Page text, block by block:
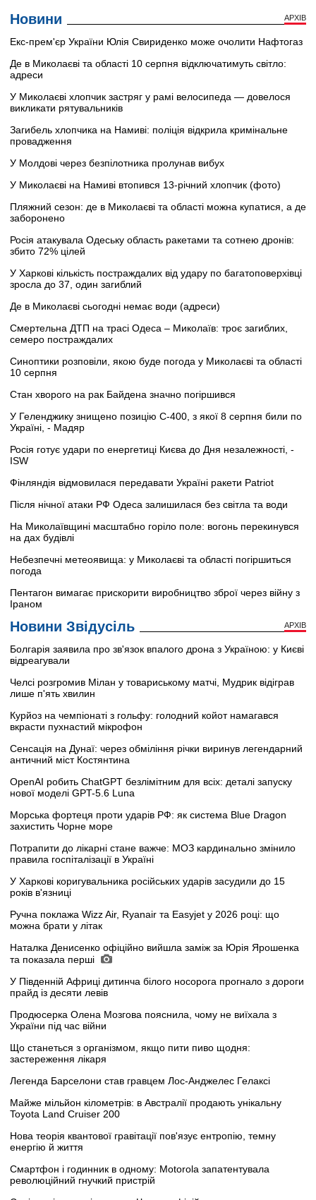
Новини АРХІВ
Екс-прем'єр України Юлія Свириденко може очолити Нафтогаз
Де в Миколаєві та області 10 серпня відключатимуть світло:
адреси
У Миколаєві хлопчик застряг у рамі велосипеда — довелося
викликати рятувальників
Загибель хлопчика на Намиві: поліція відкрила кримінальне
провадження
У Молдові через безпілотника пролунав вибух
У Миколаєві на Намиві втопився 13-річний хлопчик (фото)
Пляжний сезон: де в Миколаєві та області можна купатися, а де
заборонено
Росія атакувала Одеську область ракетами та сотнею дронів:
збито 72% цілей
У Харкові кількість постраждалих від удару по багатоповерхівці
зросла до 37, один загиблий
Де в Миколаєві сьогодні немає води (адреси)
Смертельна ДТП на трасі Одеса – Миколаїв: троє загиблих,
семеро постраждалих
Синоптики розповіли, якою буде погода у Миколаєві та області
10 серпня
Стан хворого на рак Байдена значно погіршився
У Геленджику знищено позицію С-400, з якої 8 серпня били по
Україні, - Мадяр
Росія готує удари по енергетиці Києва до Дня незалежності, -
ISW
Фінляндія відмовилася передавати Україні ракети Patriot
Після нічної атаки РФ Одеса залишилася без світла та води
На Миколаївщині масштабно горіло поле: вогонь перекинувся
на дах будівлі
Небезпечні метеоявища: у Миколаєві та області погіршиться
погода
Пентагон вимагає прискорити виробництво зброї через війну з
Іраном
Новини Звідусіль АРХІВ
Болгарія заявила про зв'язок впалого дрона з Україною: у Києві
відреагували
Челсі розгромив Мілан у товариському матчі, Мудрик відіграв
лише п'ять хвилин
Курйоз на чемпіонаті з гольфу: голодний койот намагався
вкрасти пухнастий мікрофон
Сенсація на Дунаї: через обміління річки виринув легендарний
античний міст Костянтина
OpenAI робить ChatGPT безлімітним для всіх: деталі запуску
нової моделі GPT-5.6 Luna
Морська фортеця проти ударів РФ: як система Blue Dragon
захистить Чорне море
Потрапити до лікарні стане важче: МОЗ кардинально змінило
правила госпіталізації в Україні
У Харкові коригувальника російських ударів засудили до 15
років в'язниці
Ручна поклажа Wizz Air, Ryanair та Easyjet у 2026 році: що
можна брати у літак
Наталка Денисенко офіційно вийшла заміж за Юрія Ярошенка
та показала перші
У Південній Африці дитинча білого носорога прогнало з дороги
прайд із десяти левів
Продюсерка Олена Мозгова пояснила, чому не виїхала з
України під час війни
Що станеться з організмом, якщо пити пиво щодня:
застереження лікаря
Легенда Барселони став гравцем Лос-Анджелес Гелаксі
Майже мільйон кілометрів: в Австралії продають унікальну
Toyota Land Cruiser 200
Нова теорія квантової гравітації пов'язує ентропію, темну
енергію й життя
Смартфон і годинник в одному: Motorola запатентувала
революційний гнучкий пристрій